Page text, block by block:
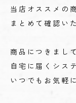
当店オススメの
まとめて確認い
商品につきまし
自宅に届くシス
いつでもお気軽